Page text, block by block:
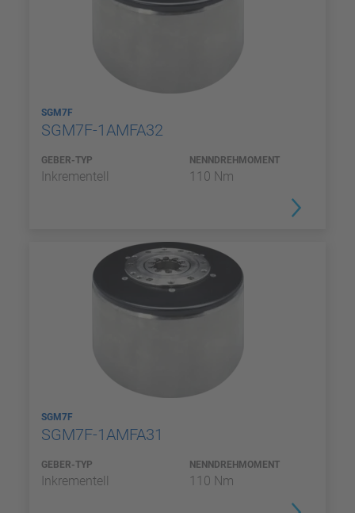
SGM7F
SGM7F-1AMFA32
GEBER-TYP
Inkrementell
NENNDREHMOMENT
110 Nm
SGM7F
SGM7F-1AMFA31
GEBER-TYP
Inkrementell
NENNDREHMOMENT
110 Nm